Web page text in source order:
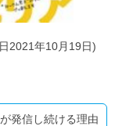
2021年10月19日)
発信し続ける理由